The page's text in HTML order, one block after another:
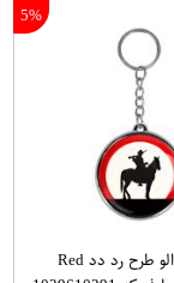
5%
جاکلیدی خندالو طرح رد دد Red